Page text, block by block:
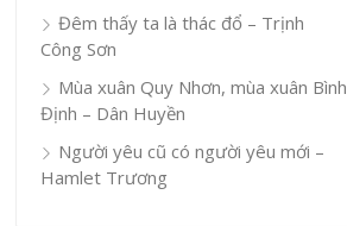
Đêm thấy ta là thác đổ – Trịnh
Công Sơn
Mùa xuân Quy Nhơn, mùa xuân Bình
Định – Dân Huyền
Người yêu cũ có người yêu mới –
Hamlet Trương